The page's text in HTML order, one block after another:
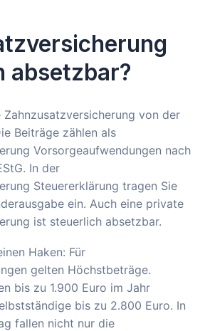
absetzbar?
Zahnzusatzversicherung von der
Beiträge zählen als
Vorsorgeaufwendungen nach
In der
Steuererklärung tragen Sie
ein. Auch eine private
ist steuerlich absetzbar.
Haken: Für
gelten Höchstbeträge.
bis zu 1.900 Euro im Jahr
bis zu 2.800 Euro. In
fallen nicht nur die